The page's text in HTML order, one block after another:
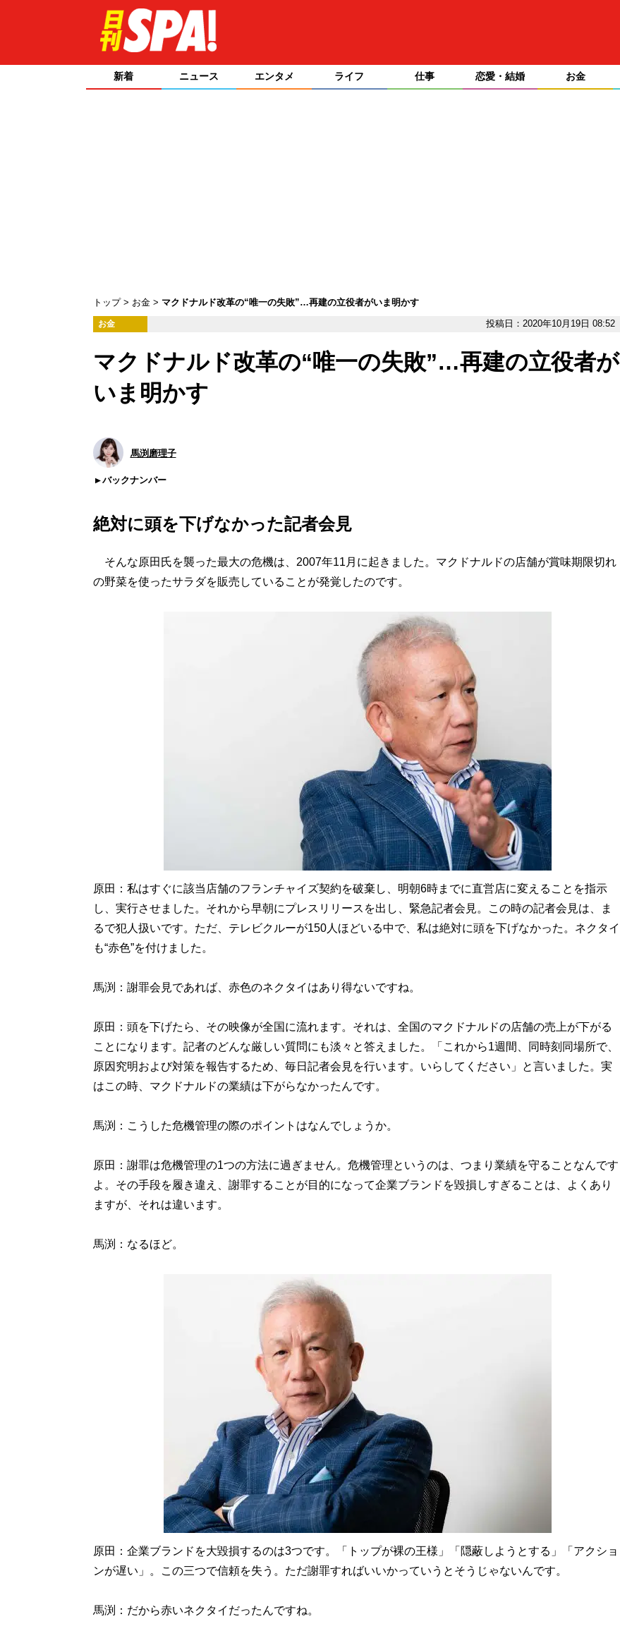
新着 ニュース エンタメ ライフ 仕事 恋愛・結婚 お金
トップ お金 マクドナルド改革の“唯一の失敗”…再建の立役者がいま明かす
お金 投稿日：2020年10月19日 08:52
マクドナルド改革の“唯一の失敗”…再建の立役者が
いま明かす
馬渕磨理子
バックナンバー
絶対に頭を下げなかった記者会見
そんな原田氏を襲った最大の危機は、2007年11月に起きました。マクドナルドの店舗が賞味期限切れ
の野菜を使ったサラダを販売していることが発覚したのです。
原田：私はすぐに該当店舗のフランチャイズ契約を破棄し、明朝6時までに直営店に変えることを指示
し、実行させました。それから早朝にプレスリリースを出し、緊急記者会見。この時の記者会見は、ま
るで犯人扱いです。ただ、テレビクルーが150人ほどいる中で、私は絶対に頭を下げなかった。ネクタイ
も“赤色”を付けました。
馬渕：謝罪会見であれば、赤色のネクタイはあり得ないですね。
原田：頭を下げたら、その映像が全国に流れます。それは、全国のマクドナルドの店舗の売上が下がる
ことになります。記者のどんな厳しい質問にも淡々と答えました。「これから1週間、同時刻同場所で、
原因究明および対策を報告するため、毎日記者会見を行います。いらしてください」と言いました。実
はこの時、マクドナルドの業績は下がらなかったんです。
馬渕：こうした危機管理の際のポイントはなんでしょうか。
原田：謝罪は危機管理の1つの方法に過ぎません。危機管理というのは、つまり業績を守ることなんです
よ。その手段を履き違え、謝罪することが目的になって企業ブランドを毀損しすぎることは、よくあり
ますが、それは違います。
馬渕：なるほど。
原田：企業ブランドを大毀損するのは3つです。「トップが裸の王様」「隠蔽しようとする」「アクショ
ンが遅い」。この三つで信頼を失う。ただ謝罪すればいいかっていうとそうじゃないんです。
馬渕：だから赤いネクタイだったんですね。